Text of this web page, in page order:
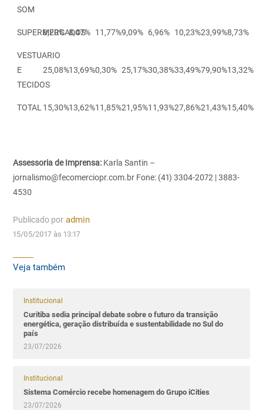
SOM
SUPERMERCADOS
8,20% 8,47% 11,77%9,09% 6,96% 10,23%23,99%8,73%
VESTUARIO
E
TECIDOS
25,08%13,69%0,30% 25,17%30,38%33,49%79,90%13,32%
TOTAL 15,30%13,62%11,85%21,95%11,93%27,86%21,43%15,40%
Assessoria de Imprensa: Karla Santin –
jornalismo@fecomerciopr.com.br Fone: (41) 3304-2072 | 3883-
4530
Publicado por admin
15/05/2017 às 13:17
Veja também
Institucional
Curitiba sedia principal debate sobre o futuro da transição
energética, geração distribuída e sustentabilidade no Sul do
país
23/07/2026
Institucional
Sistema Comércio recebe homenagem do Grupo iCities
23/07/2026